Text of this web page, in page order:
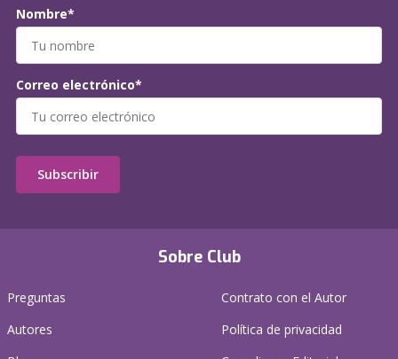
Sobre Club
Preguntas
Autores
Contrato con el Autor
Política de privacidad
Nombre*
Correo electrónico*
Subscribir